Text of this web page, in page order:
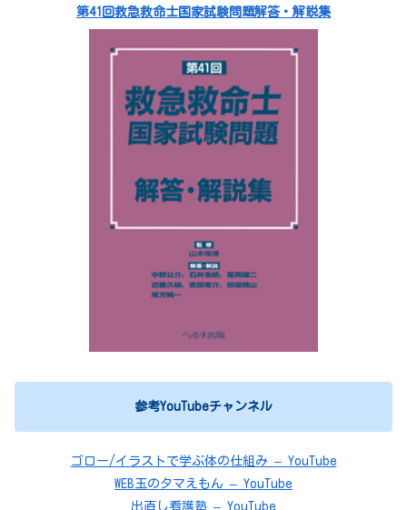
第41回救急救命士国家試験問題解答・解説集
参考YouTubeチャンネル
ゴロー/イラストで学ぶ体の仕組み – YouTube
WEB玉のタマえもん – YouTube
出直し看護塾 – YouTube